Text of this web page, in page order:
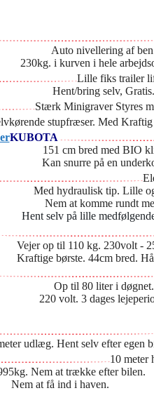
Auto nivellering af
230kg. i kurven i hele
Lille fiks trailer
Hent/bring selv, Gratis.
Stærk Minigraver Styres
stupfræser. Med
KUBOTA
151 cm bred med BIO
Kan snurre på en
Med hydraulisk tip. Lille
Nem at komme rundt
Hent selv på lille
Vejer op til 110 kg. 230volt -
Kraftige børste. 44cm bred.
Op til 80 liter i døgnet.
220 volt. 3 dages
udlæg. Hent selv efter egen
10 meter
Nem at trække efter bilen.
Nem at få ind i haven.